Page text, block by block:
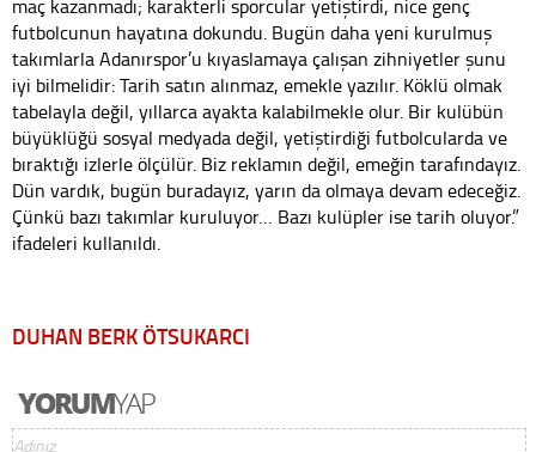
maç kazanmadı; karakterli sporcular yetiştirdi, nice genç
futbolcunun hayatına dokundu. Bugün daha yeni kurulmuş
takımlarla Adanırspor’u kıyaslamaya çalışan zihniyetler şunu
iyi bilmelidir: Tarih satın alınmaz, emekle yazılır. Köklü olmak
tabelayla değil, yıllarca ayakta kalabilmekle olur. Bir kulübün
büyüklüğü sosyal medyada değil, yetiştirdiği futbolcularda ve
bıraktığı izlerle ölçülür. Biz reklamın değil, emeğin tarafındayız.
Dün vardık, bugün buradayız, yarın da olmaya devam edeceğiz.
Çünkü bazı takımlar kuruluyor… Bazı kulüpler ise tarih oluyor.”
ifadeleri kullanıldı.
DUHAN BERK ÖTSUKARCI